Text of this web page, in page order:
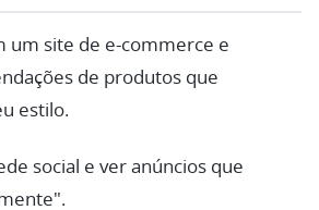
um site de e-commerce e
de produtos que
estilo.
social e ver anúncios que